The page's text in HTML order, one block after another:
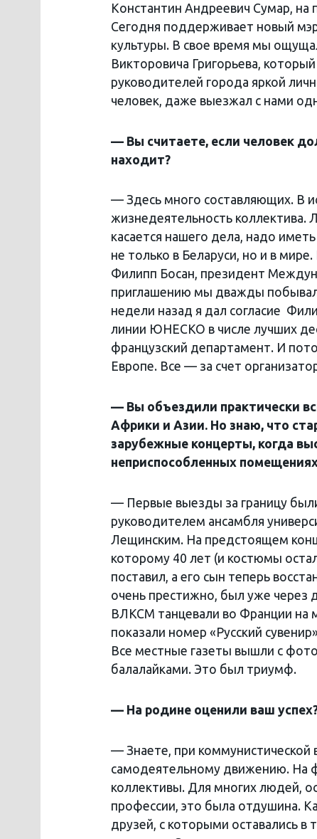
Константин Андреевич Сумар,
Сегодня поддерживает новый
культуры. В свое время мы
Викторовича Григорьева,
руководителей города яркой
человек, даже выезжал с нами
— Вы считаете, если человек
находит?
— Здесь много составляющих. В
жизнедеятельность
касается нашего дела, надо
не только в Беларуси, но и в
Филипп Босан, президент
приглашению мы дважды
недели назад я дал согласие
линии ЮНЕСКО в числе лучших
французский департамент. И
Европе. Все — за счет
— Вы объездили практически
Африки и Азии. Но знаю, что
зарубежные концерты, когда
неприспособленных
— Первые выезды за границу
руководителем ансамбля
Лещинским. На предстоящем
которому 40 лет (и костюмы
поставил, а его сын теперь
очень престижно, был уже через
ВЛКСМ танцевали во Франции на
показали номер «Русский
Все местные газеты вышли с
балалайками. Это был триумф.
— На родине оценили ваш
— Знаете, при коммунистической
самодеятельному движению. На
коллективы. Для многих людей,
профессии, это была отдушина.
друзей, с которыми оставались